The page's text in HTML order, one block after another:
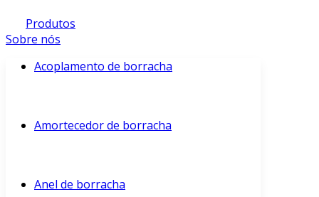
Produtos
Sobre nós
Acoplamento de borracha
Amortecedor de borracha
Anel de borracha